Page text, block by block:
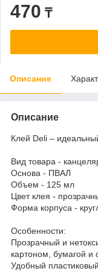
470 ₸
Описание
Описание
Клей Deli –
Вид товара -
Основа - ПВАЛ
Объем - 125 мл
Цвет клея -
Форма корпуса -
Особенности:
Прозрачный и
картоном, бумагой и
Удобный